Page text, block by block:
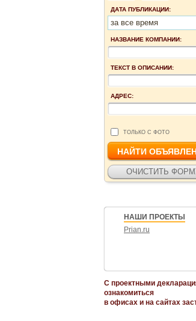
ДАТА ПУБЛИКАЦИИ:
за все время
НАЗВАНИЕ КОМПАНИИ:
ТЕКСТ В ОПИСАНИИ:
АДРЕС:
ТОЛЬКО С ФОТО
НАШИ ПРОЕКТЫ
Prian.ru
С проектными
ознакомиться
в офисах и на сайтах